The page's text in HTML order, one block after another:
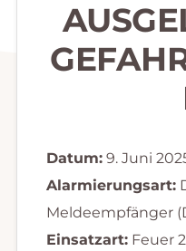
Datum:9. Juni
Alarmierungsart:
Meldeempfänger
Einsatzart:Feuer 2